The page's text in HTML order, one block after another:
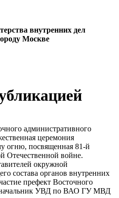
внутренних дел
Москве
административного
церемония
огню, посвященная 81-й
Отечественной войне.
окружной
состава органов внутренних
префект Восточного
начальник УВД по ВАО ГУ МВД